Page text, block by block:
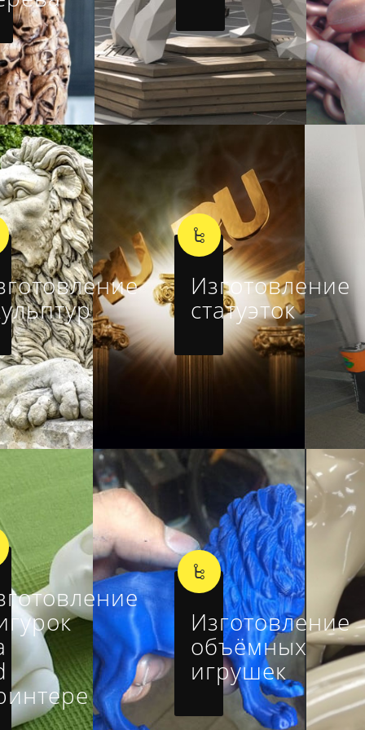
Изготовление
статуэток
Изготовление
объёмных
игрушек